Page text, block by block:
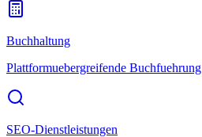
Buchhaltung
Plattformuebergreifende Buchfuehrung
SEO-Dienstleistungen